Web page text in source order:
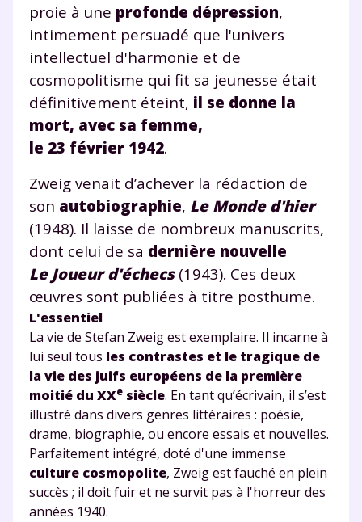
proie à une profonde dépression,
intimement persuadé que l'univers
intellectuel d'harmonie et de
cosmopolitisme qui fit sa jeunesse était
définitivement éteint, il se donne la
mort, avec sa femme,
le 23 février 1942.
Zweig venait d’achever la rédaction de
son autobiographie, Le Monde d'hier
(1948). Il laisse de nombreux manuscrits,
dont celui de sa dernière nouvelle
Le Joueur d'échecs(1943). Ces deux
œuvres sont publiées à titre posthume.
L'essentiel
La vie de Stefan Zweig est exemplaire. Il incarne à
lui seul tous les contrastes et le tragique de
la vie des juifs européens de la première
moitié du XXe siècle. En tant qu’écrivain, il s’est
illustré dans divers genres littéraires : poésie,
drame, biographie, ou encore essais et nouvelles.
Parfaitement intégré, doté d'une immense
culture cosmopolite, Zweig est fauché en plein
succès ; il doit fuir et ne survit pas à l'horreur des
années 1940.
la Terminale
Des profs expérimentés disponibles
à la demande par tchat, audio ou
vidéo
* Votre code d'accès sera envoyé à cette adresse e-mail. En
renseignant votre e-mail, vous consentez à ce que vos
données à caractère personnel soient traitées par SEJER, sous
la marque myMaxicours, afin que SEJER puisse vous donner
accès au service de soutien scolaire pendant 24h. Pour en
savoir plus sur la gestion de vos données personnelles et
pour exercer vos droits, vous pouvez consulter notre
charte.
J’accepte de recevoir les actualités et des
communications de la part de
myMaxicours.
Votre adresse e-mail sera exclusivement utilisée pour
vous envoyer notre newsletter. Vous pourrez vous
désinscrire à tout moment, à travers le lien de
désinscription présent dans chaque newsletter. Pour
en savoir plus sur la gestion de vos données
personnelles et pour exercer vos droits, vous pouvez
consulternotre charte